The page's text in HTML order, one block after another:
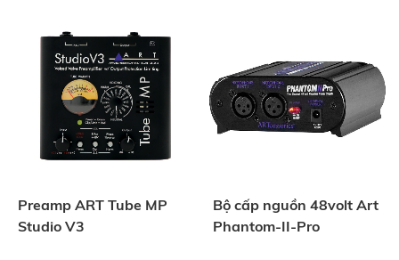
Preamp ART Tube MP
Studio V3
Bộ cấp nguồn 48volt Art
Phantom-II-Pro